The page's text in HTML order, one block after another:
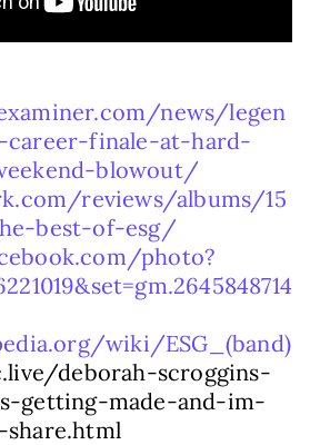
news/legen
career-finale-at-hard-
blowout/
reviews/albums/15
best-of-esg/
photo?
wiki/ESG_(band)
deborah-scroggins-
getting-made-and-im-